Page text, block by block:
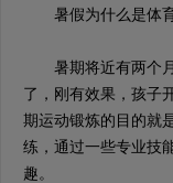
暑假为什么是体育
暑期将近有两个月
了，刚有效果，孩子
期运动锻炼的目的就
练，通过一些专业技
趣。